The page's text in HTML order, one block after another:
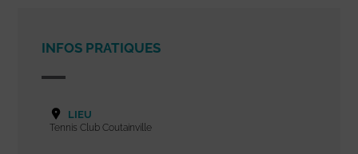
INFOS PRATIQUES
LIEU
Tennis Club Coutainville